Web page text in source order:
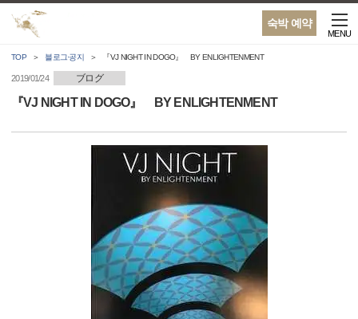
숙박 예약
MENU
TOP 블로그·공지 『VJ NIGHT IN DOGO』 BY ENLIGHTENMENT
2019/01/24 ブログ
『VJ NIGHT IN DOGO』 BY ENLIGHTENMENT